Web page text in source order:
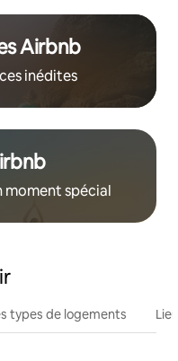
Airbnb
inédites
moment spécial
types de logements